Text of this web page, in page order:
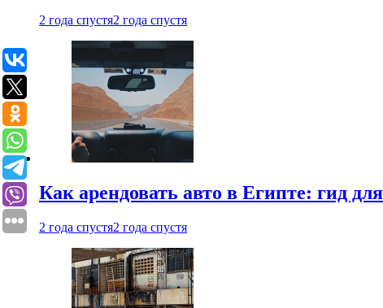
2 года спустя2 года спустя
Как арендовать авто в Египте: гид
2 года спустя2 года спустя